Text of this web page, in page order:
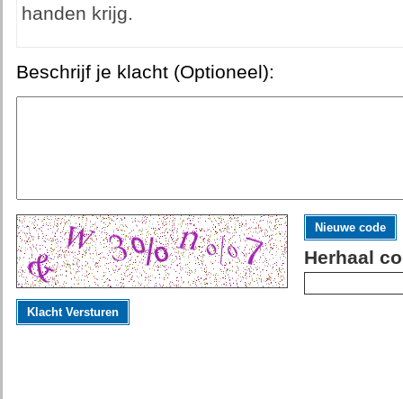
handen krijg.
Beschrijf je klacht (Optioneel):
Nieuwe code
Herhaal
Klacht Versturen